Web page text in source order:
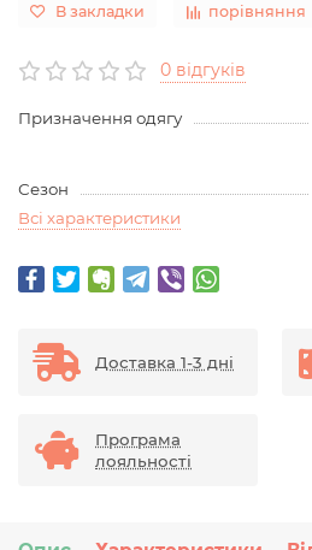
В закладки порівняння
0 відгуків
Призначення одягу
Сезон
Всі характеристики
Доставка 1-3 дні
Програма
лояльності